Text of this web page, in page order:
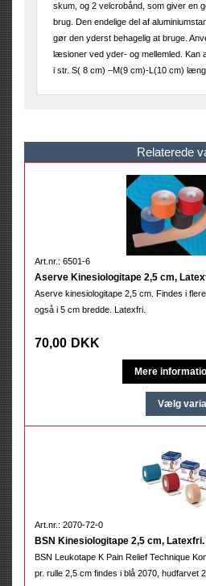
skum, og 2 velcrobånd, som giver en
brug. Den endelige del af
gør den yderst behagelig at bruge.
læsioner ved yder- og mellemled. Kan
i str. S( 8 cm) –M(9 cm)-L(10 cm)
Relaterede
Art.nr.: 6501-6
Aserve Kinesiologitape 2,5 cm,
Aserve kinesiologitape 2,5 cm. Findes i
også i 5 cm bredde. Latexfri.
70,00 DKK
Art.nr.: 2070-72-0
BSN Kinesiologitape 2,5 cm, Latexfri.
BSN Leukotape K Pain Relief Technique
pr. rulle 2,5 cm findes i blå 2070, hudfarvet